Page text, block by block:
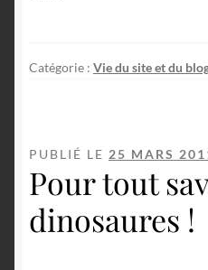
Catégorie : Vie du site et du
PUBLIÉ LE 25 MARS
Pour tout
dinosaures !